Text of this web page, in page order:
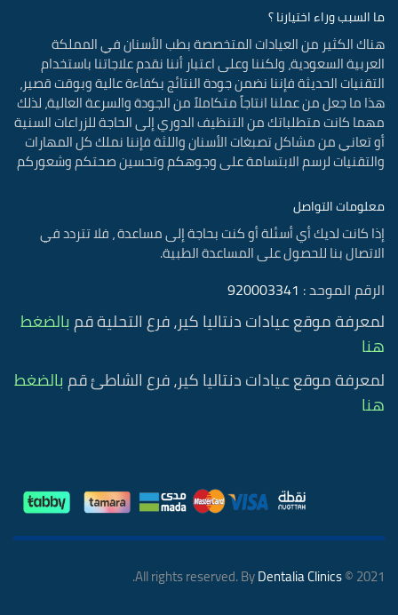
ما السبب وراء اختيارنا ؟
هناك الكثير من العيادات المتخصصة بطب الأسنان في المملكة
العربية السعودية، ولكننا وعلى اعتبار أننا نقدم علاجاتنا باستخدام
التقنيات الحديثة فإننا نضمن جودة النتائج بكفاءة عالية وبوقت قصير،
هذا ما جعل من عملنا انتاجاً متكاملاً من الجودة والسرعة العالية، لذلك
مهما كانت متطلباتك من التنظيف الدوري إلى الحاجة للزراعات السنية
أو تعاني من مشاكل تصبغات الأسنان واللثة فإننا نملك كل المهارات
والتقنيات لرسم الابتسامة على وجوهكم وتحسين صحتكم وشعوركم
معلومات التواصل
إذا كانت لديك أي أسئلة أو كنت بحاجة إلى مساعدة ، فلا تتردد في
الاتصال بنا للحصول على المساعدة الطبية.
الرقم الموحد : 920003341
لمعرفة موقع عيادات دنتاليا كير، فرع التحلية قمبالضغط
هنا
لمعرفة موقع عيادات دنتاليا كير، فرع الشاطئ قمبالضغط
هنا
2021 © All rights reserved. By
Dentalia Clinics
.